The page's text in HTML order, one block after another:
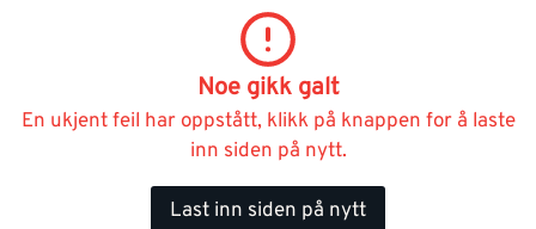
Noe gikk galt
En ukjent feil har oppstått, klikk på knappen for å laste
inn siden på nytt.
Last inn siden på nytt